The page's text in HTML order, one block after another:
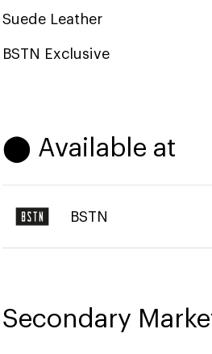
Suede Leather
BSTN Exclusive
⬤ Available at
BSTN
Secondary